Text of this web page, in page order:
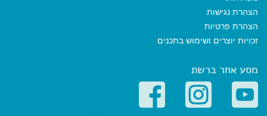
הצהרת נגישות
הצהרת פרטיות
זכויות יוצרים ושימוש בתכנים
מסע אחר ברשת